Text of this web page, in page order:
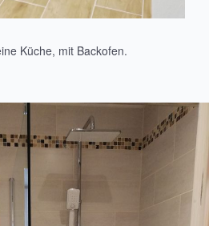
Küche, mit Backofen.